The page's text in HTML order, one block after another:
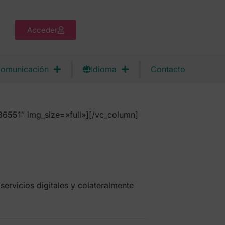
Acceder
Idioma Contacto
img_size=»full»][/vc_column]
digitales y colateralmente